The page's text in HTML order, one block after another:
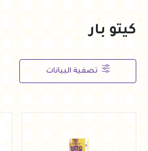
كيتو بار
تصفية البيانات